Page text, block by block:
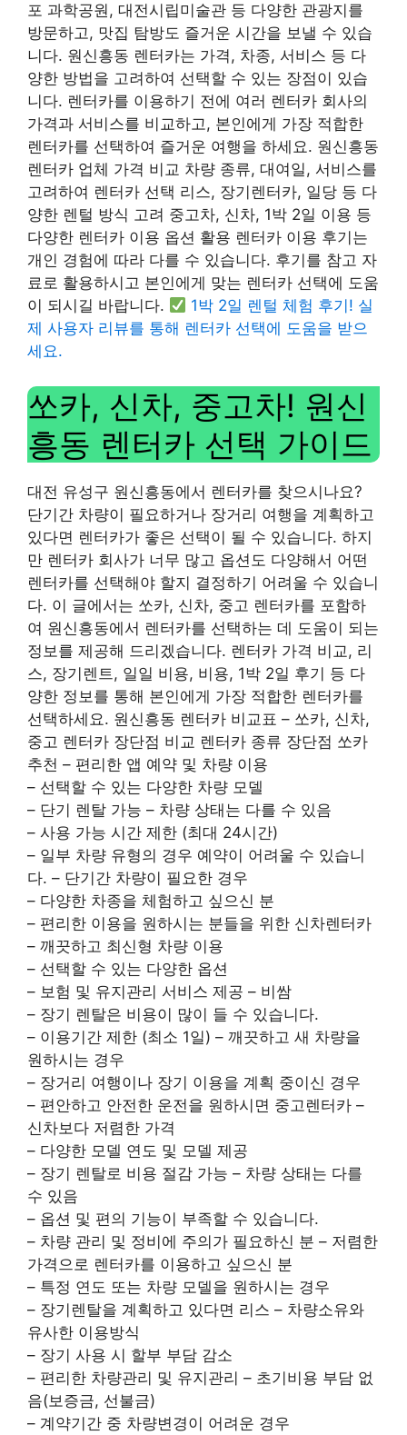
포 과학공원, 대전시립미술관 등 다양한 관광지를
방문하고, 맛집 탐방도 즐거운 시간을 보낼 수 있습
니다. 원신흥동 렌터카는 가격, 차종, 서비스 등 다
양한 방법을 고려하여 선택할 수 있는 장점이 있습
니다. 렌터카를 이용하기 전에 여러 렌터카 회사의
가격과 서비스를 비교하고, 본인에게 가장 적합한
렌터카를 선택하여 즐거운 여행을 하세요. 원신흥동
렌터카 업체 가격 비교 차량 종류, 대여일, 서비스를
고려하여 렌터카 선택 리스, 장기렌터카, 일당 등 다
양한 렌털 방식 고려 중고차, 신차, 1박 2일 이용 등
다양한 렌터카 이용 옵션 활용 렌터카 이용 후기는
개인 경험에 따라 다를 수 있습니다. 후기를 참고 자
료로 활용하시고 본인에게 맞는 렌터카 선택에 도움
이 되시길 바랍니다.
1박 2일 렌털 체험 후기! 실
제 사용자 리뷰를 통해 렌터카 선택에 도움을 받으
세요.
쏘카, 신차, 중고차! 원신
흥동 렌터카 선택 가이드
대전 유성구 원신흥동에서 렌터카를 찾으시나요?
단기간 차량이 필요하거나 장거리 여행을 계획하고
있다면 렌터카가 좋은 선택이 될 수 있습니다. 하지
만 렌터카 회사가 너무 많고 옵션도 다양해서 어떤
렌터카를 선택해야 할지 결정하기 어려울 수 있습니
다. 이 글에서는 쏘카, 신차, 중고 렌터카를 포함하
여 원신흥동에서 렌터카를 선택하는 데 도움이 되는
정보를 제공해 드리겠습니다. 렌터카 가격 비교, 리
스, 장기렌트, 일일 비용, 비용, 1박 2일 후기 등 다
양한 정보를 통해 본인에게 가장 적합한 렌터카를
선택하세요. 원신흥동 렌터카 비교표 – 쏘카, 신차,
중고 렌터카 장단점 비교 렌터카 종류 장단점 쏘카
추천 – 편리한 앱 예약 및 차량 이용
– 선택할 수 있는 다양한 차량 모델
– 단기 렌탈 가능 – 차량 상태는 다를 수 있음
– 사용 가능 시간 제한 (최대 24시간)
– 일부 차량 유형의 경우 예약이 어려울 수 있습니
다. – 단기간 차량이 필요한 경우
– 다양한 차종을 체험하고 싶으신 분
– 편리한 이용을 원하시는 분들을 위한 신차렌터카
– 깨끗하고 최신형 차량 이용
– 선택할 수 있는 다양한 옵션
– 보험 및 유지관리 서비스 제공 – 비쌈
– 장기 렌탈은 비용이 많이 들 수 있습니다.
– 이용기간 제한 (최소 1일) – 깨끗하고 새 차량을
원하시는 경우
– 장거리 여행이나 장기 이용을 계획 중이신 경우
– 편안하고 안전한 운전을 원하시면 중고렌터카 –
신차보다 저렴한 가격
– 다양한 모델 연도 및 모델 제공
– 장기 렌탈로 비용 절감 가능 – 차량 상태는 다를
수 있음
– 옵션 및 편의 기능이 부족할 수 있습니다.
– 차량 관리 및 정비에 주의가 필요하신 분 – 저렴한
가격으로 렌터카를 이용하고 싶으신 분
– 특정 연도 또는 차량 모델을 원하시는 경우
– 장기렌탈을 계획하고 있다면 리스 – 차량소유와
유사한 이용방식
– 장기 사용 시 할부 부담 감소
– 편리한 차량관리 및 유지관리 – 초기비용 부담 없
음(보증금, 선불금)
– 계약기간 중 차량변경이 어려운 경우